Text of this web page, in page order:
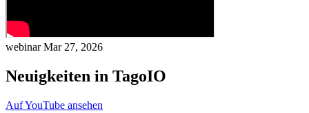
webinarMar 27, 2026
Neuigkeiten in TagoIO
Auf YouTube ansehen